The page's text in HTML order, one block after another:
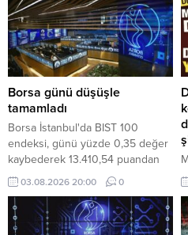
Borsa günü düşüşle
tamamladı
Borsa İstanbul'da BIST 100
endeksi, günü yüzde 0,35 değer
kaybederek 13.410,54 puandan
tamamladı.
03.08.2026 20:00 0